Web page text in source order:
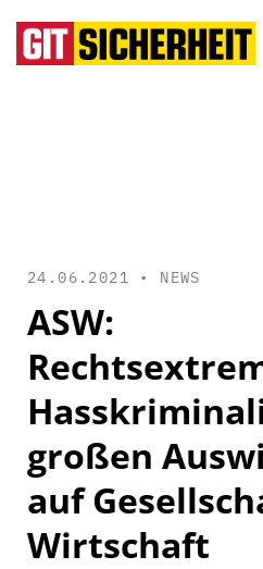
24.06.2021 • NEWS
ASW:
großen
auf
Wirtschaft